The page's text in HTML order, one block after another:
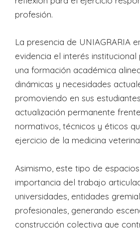
profesión.
La presencia de UNIAGRARIA
evidencia el interés
una formación académica
dinámicas y necesidades
promoviendo en sus
actualización permanente
normativos, técnicos y éticos
ejercicio de la medicina
Asimismo, este tipo de
importancia del trabajo
universidades, entidades
profesionales, generando
construcción colectiva que